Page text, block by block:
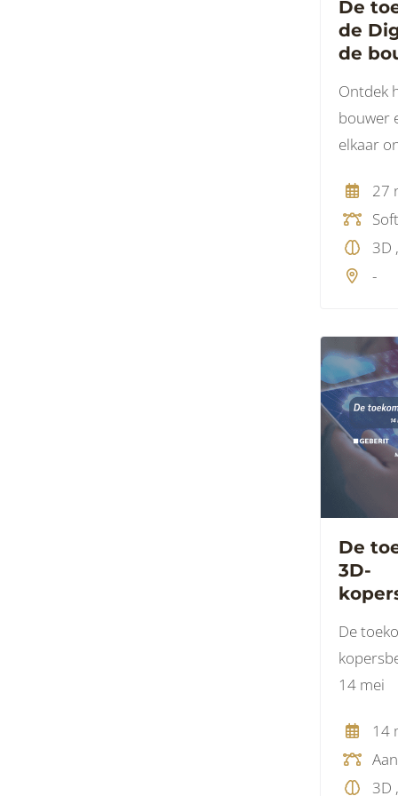
De
de
de
Ontdek
bouwer
elkaar
27
-
De
3D-
De
14 mei
14